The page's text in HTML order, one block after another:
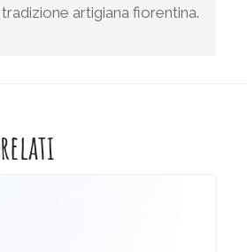
artigiana fiorentina.